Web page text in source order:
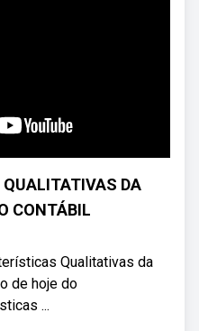
DA
CONTÁBIL
Qualitativas da
de hoje do
...